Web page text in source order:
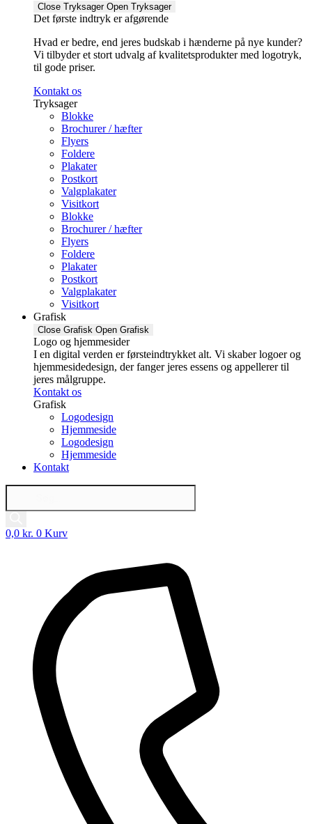
Close Tryksager Open Tryksager
Det første indtryk er afgørende
Hvad er bedre, end jeres budskab i hænderne på nye kunder?
Vi tilbyder et stort udvalg af kvalitetsprodukter med logotryk,
til gode priser.
Kontakt os
Tryksager
Blokke
Brochurer / hæfter
Flyers
Foldere
Plakater
Postkort
Valgplakater
Visitkort
Blokke
Brochurer / hæfter
Flyers
Foldere
Plakater
Postkort
Valgplakater
Visitkort
Grafisk
Close Grafisk Open Grafisk
Logo og hjemmesider
I en digital verden er førsteindtrykket alt. Vi skaber logoer og
hjemmesidedesign, der fanger jeres essens og appellerer til
jeres målgruppe.
Kontakt os
Grafisk
Logodesign
Hjemmeside
Logodesign
Hjemmeside
Kontakt
Products
0,0 kr. 0 Kurv